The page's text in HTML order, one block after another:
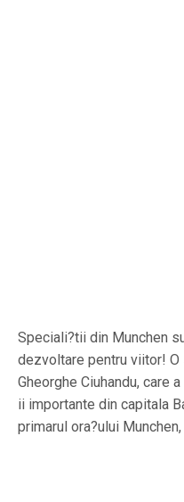
Speciali?tii din Munchen
dezvoltare pentru viitor! O
Gheorghe Ciuhandu, care
ii importante din capitala
primarul ora?ului